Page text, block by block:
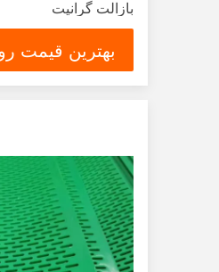
بازالت گرانیت
بهترین قیمت